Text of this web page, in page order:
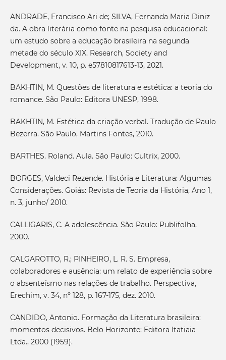
ANDRADE, Francisco Ari de; SILVA, Fernanda Maria Diniz
da. A obra literária como fonte na pesquisa educacional:
um estudo sobre a educação brasileira na segunda
metade do século XIX. Research, Society and
Development, v. 10, p. e57810817613-13, 2021.
BAKHTIN, M. Questões de literatura e estética: a teoria do
romance. São Paulo: Editora UNESP, 1998.
BAKHTIN, M. Estética da criação verbal. Tradução de Paulo
Bezerra. São Paulo, Martins Fontes, 2010.
BARTHES. Roland. Aula. São Paulo: Cultrix, 2000.
BORGES, Valdeci Rezende. História e Literatura: Algumas
Considerações. Goiás: Revista de Teoria da História, Ano 1,
n. 3, junho/ 2010.
CALLIGARIS, C. A adolescência. São Paulo: Publifolha,
2000.
CALGAROTTO, R.; PINHEIRO, L. R. S. Empresa,
colaboradores e ausência: um relato de experiência sobre
o absenteísmo nas relações de trabalho. Perspectiva,
Erechim, v. 34, nº 128, p. 167-175, dez. 2010.
CANDIDO, Antonio. Formação da Literatura brasileira:
momentos decisivos. Belo Horizonte: Editora Itatiaia
Ltda., 2000 (1959).